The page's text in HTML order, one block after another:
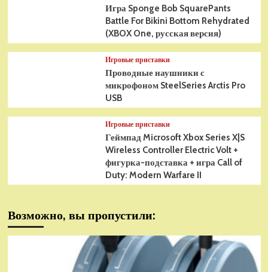
Игра Sponge Bob SquarePants
Battle For Bikini Bottom Rehydrated
(XBOX One, русская версия)
Игровые приставки
Проводные наушники с
микрофоном SteelSeries Arctis Pro
USB
Игровые приставки
Геймпад Microsoft Xbox Series X|S
Wireless Controller Electric Volt +
фигурка-подставка + игра Call of
Duty: Modern Warfare II
Возможно, вы пропустили: